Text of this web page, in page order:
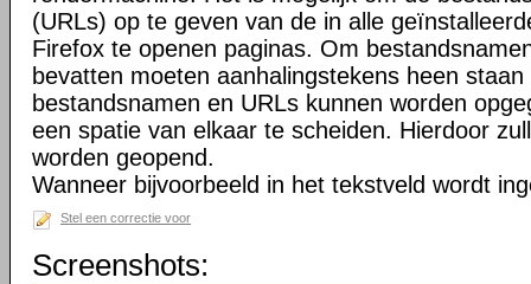
(URLs) op te geven van de in alle
Firefox te openen paginas. Om
bevatten moeten aanhalingstekens heen
bestandsnamen en URLs kunnen worden
een spatie van elkaar te scheiden. Hierdoor
worden geopend.
Wanneer bijvoorbeeld in het tekstveld wordt
Stel een correctie voor
Screenshots: